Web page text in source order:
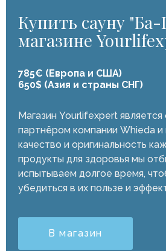
Купить сауну "Ба-
магазине
785€ (Европа и США)
650$ (Азия и страны СНГ)
Магазин Yourlifexpert
партнёром компании Whieda и
качество и оригинальность
продукты для здоровья мы
испытываем долгое время,
убедиться в их пользе и
В магазин